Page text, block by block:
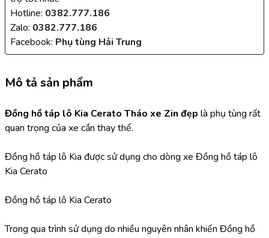
Hotline: 0382.777.186
Zalo: 0382.777.186
Facebook: Phụ tùng Hải Trung
Mô tả sản phẩm
Đồng hồ táp lô Kia Cerato Tháo xe Zin đẹp là phụ tùng rất
quan trọng của xe cần thay thế.
Đồng hồ táp lô Kia được sử dụng cho dòng xe Đồng hồ táp lô
Kia Cerato
Đồng hồ táp lô Kia Cerato
Trong qua trình sử dụng do nhiều nguyên nhân khiến Đồng hồ